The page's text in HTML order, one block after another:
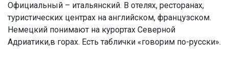
Официальный – итальянский. В отелях, ресторанах,
туристических центрах на английском, французском.
Немецкий понимают на курортах Северной
Адриатики,в горах. Есть таблички «говорим по-русски».